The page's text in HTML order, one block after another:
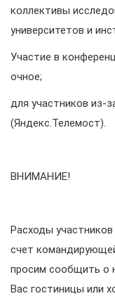
коллективы
университетов и
Участие в
очное;
для участников из-
(Яндекс.Телемост).
ВНИМАНИЕ!
Расходы
счет
просим сообщить о
Вас гостиницы или